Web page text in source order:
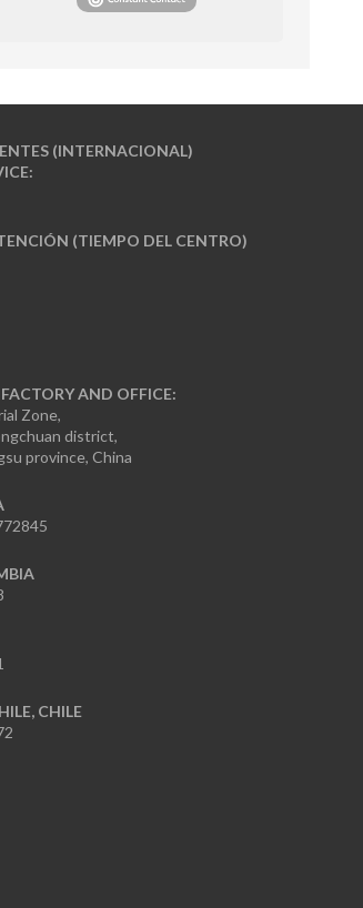
(INTERNACIONAL)
(TIEMPO DEL CENTRO)
AND OFFICE:
Zone,
district,
province, China
CHILE